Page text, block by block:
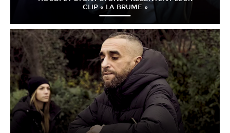
CLIP « LA BRUME »